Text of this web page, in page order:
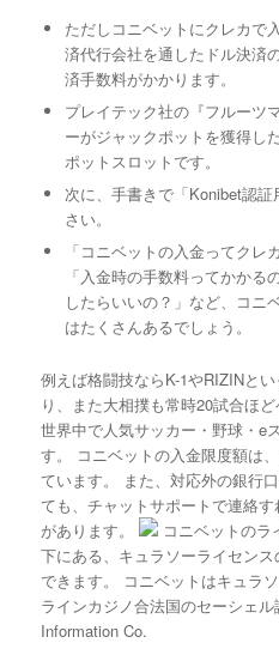
ただしコニベットにクレカで
済代行会社を通したドル決済
済手数料がかかります。
プレイテック社の『フルーツ
ーがジャックポットを獲得し
ポットスロットです。
次に、手書きで「Konibet認
さい。
「コニベットの入金ってクレ
「入金時の手数料ってかかる
したらいいの？」など、コニ
はたくさんあるでしょう。
例えば格闘技ならK-1やRIZINと
り、また大相撲も常時20試合ほ
世界中で人気サッカー・野球・e
す。 コニベットの入金限度額は
ています。 また、対応外の銀行
ても、チャットサポートで連絡
があります。
コニベットのラ
下にある、キュラソーライセン
できます。 コニベットはキュラ
ラインカジノ合法国のセーシェ
Information Co.